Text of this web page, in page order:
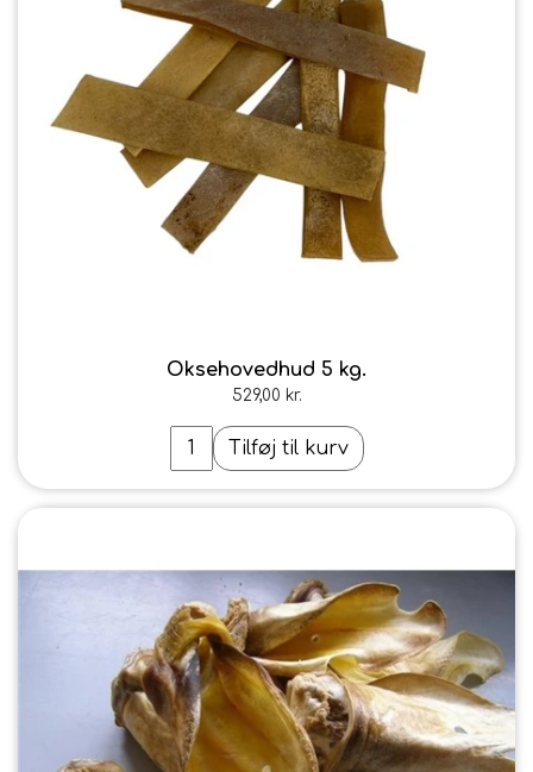
Oksehovedhud 5 kg.
529,00 kr.
Tilføj til kurv